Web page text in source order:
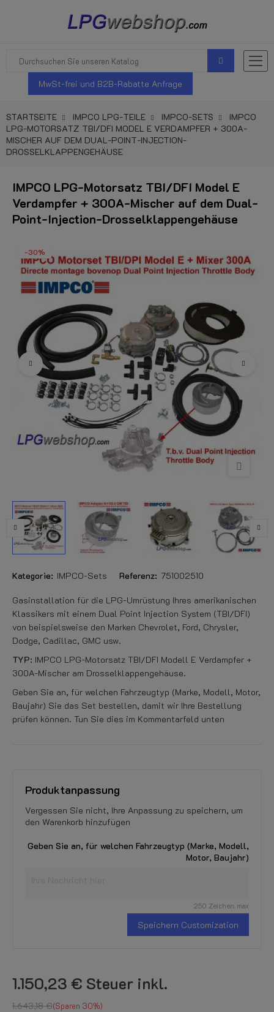
MwSt-frei und B2B-Rabatte Anfrage
STARTSEITE IMPCO LPG-TEILE IMPCO-SETS
IMPCO
LPG-MOTORSATZ TBI/DFI MODEL E VERDAMPFER + 300A-
MISCHER AUF DEM DUAL-POINT-INJECTION-
DROSSELKLAPPENGEHÄUSE
IMPCO LPG-Motorsatz TBI/DFI Model E
Verdampfer + 300A-Mischer auf dem Dual-
Point-Injection-Drosselklappengehäuse
-30%
Kategorie: IMPCO-Sets Referenz: 751002510
Gasinstallation für die LPG-Umrüstung Ihres amerikanischen
Klassikers mit einem Dual Point Injection System (TBI/DFI)
von beispielsweise den Marken Chevrolet, Ford, Chrysler,
Dodge, Cadillac, GMC usw.
TYP: IMPCO LPG-Motorsatz TBI/DFI Modell E Verdampfer +
300A-Mischer am Drosselklappengehäuse.
Geben Sie an, für welchen Fahrzeugtyp (Marke, Modell, Motor,
Baujahr) Sie das Set bestellen, damit wir Ihre Bestellung
prüfen können. Tun Sie dies im Kommentarfeld unten
Produktanpassung
Vergessen Sie nicht, Ihre Anpassung zu speichern, um
den Warenkorb hinzufügen
Geben Sie an, für welchen Fahrzeugtyp (Marke, Modell,
Motor, Baujahr)
250 Zeichen. max
Speichern Customization
1.150,23 € Steuer inkl.
1.643,18 € Sparen 30%